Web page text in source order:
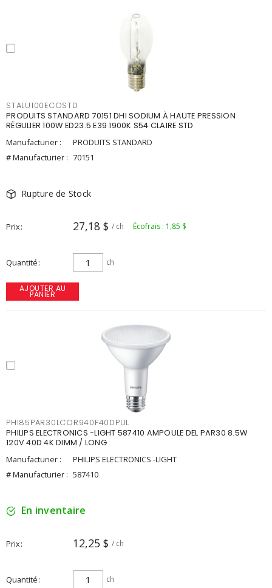
STALU100ECOSTD
PRODUITS STANDARD 70151 DHI SODIUM À HAUTE PRESSION
RÉGULIER 100W ED23.5 E39 1900K S54 CLAIRE STD
Manufacturier :
PRODUITS STANDARD
# Manufacturier : 70151
Rupture de Stock
Prix 27,18 $ / ch Écofrais : 1,85 $
Quantité ch
AJOUTER AU
PANIER
PHI85PAR30LCOR940F40DPUL
PHILIPS ELECTRONICS -LIGHT 587410 AMPOULE DEL PAR30 8.5W
120V 40D 4K DIMM / LONG
Manufacturier :
PHILIPS ELECTRONICS -LIGHT
# Manufacturier : 587410
En inventaire
Prix 12,25 $ / ch
Quantité ch